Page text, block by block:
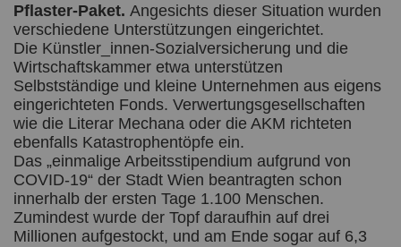
Pflaster-Paket. Angesichts dieser Situation wurden
verschiedene Unterstützungen eingerichtet.
Die Künstler_innen-Sozialversicherung und die
Wirtschaftskammer etwa unterstützen
Selbstständige und kleine Unternehmen aus eigens
eingerichteten Fonds. Verwertungsgesellschaften
wie die Literar Mechana oder die AKM richteten
ebenfalls Katastrophentöpfe ein.
Das „einmalige Arbeitsstipendium aufgrund von
COVID-19“ der Stadt Wien beantragten schon
innerhalb der ersten Tage 1.100 Menschen.
Zumindest wurde der Topf daraufhin auf drei
Millionen aufgestockt, und am Ende sogar auf 6,3